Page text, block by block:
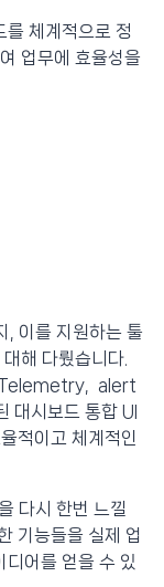
체계적으로 정
업무에 효율성을
이를 지원하는 툴
해 다뤘습니다.
Telemetry, alert
대시보드 통합 UI
적이고 체계적인
다시 한번 느낄
기능들을 실제 업
디어를 얻을 수 있